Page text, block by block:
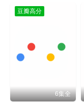
豆瓣高分
6集全